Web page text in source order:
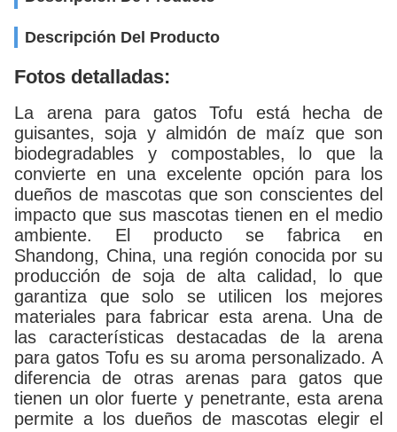
Descripción Del Producto
Fotos detalladas:
La arena para gatos Tofu está hecha de
guisantes, soja y almidón de maíz que son
biodegradables y compostables, lo que la
convierte en una excelente opción para los
dueños de mascotas que son conscientes del
impacto que sus mascotas tienen en el medio
ambiente. El producto se fabrica en
Shandong, China, una región conocida por su
producción de soja de alta calidad, lo que
garantiza que solo se utilicen los mejores
materiales para fabricar esta arena. Una de
las características destacadas de la arena
para gatos Tofu es su aroma personalizado. A
diferencia de otras arenas para gatos que
tienen un olor fuerte y penetrante, esta arena
permite a los dueños de mascotas elegir el